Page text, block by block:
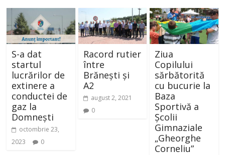
S-a dat
startul
lucrărilor de
extinere a
conductei de
gaz la
Domnești
octombrie 23,
2023
0
Racord rutier
între
Brănești și
A2
august 2, 2021
0
Ziua
Copilului
sărbătorită
cu bucurie la
Baza
Sportivă a
Școlii
Gimnaziale
„Gheorghe
Corneliu”